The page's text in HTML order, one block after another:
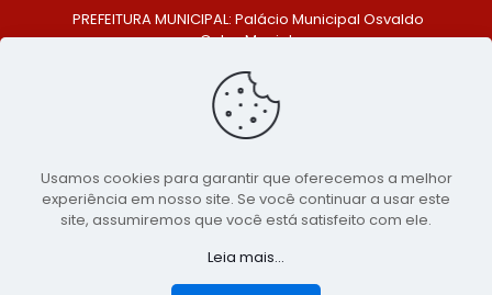
PREFEITURA MUNICIPAL: Palácio Municipal Osvaldo
Celso Maciel
Centro, São Bento do Una - PE. CEP: 553370-128
TELEFONE: (81) 99548-1569
E-MAIL: ouvidoria@saobentodouna.pe.gov.br
Copyright 2021-2026 - Assessoria de Comunicação da
Prefeitura de São Bento do Una - PE
Página desenvolvida pela agência de
publicidadeLumusWeb - Agência Digital
Usamos cookies para garantir que oferecemos a melhor
experiência em nosso site. Se você continuar a usar este
site, assumiremos que você está satisfeito com ele.
Leia mais...